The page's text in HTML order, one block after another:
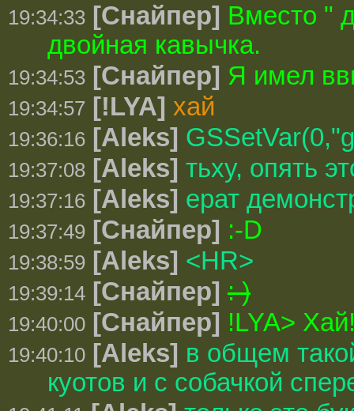
19:34:33 [Снайпер] Вместо "
двойная кавычка.
19:34:53 [Снайпер] Я имел
19:34:57 [!LYA] хай
19:36:16 [Aleks]
19:37:08 [Aleks] тьху, опять
19:37:16 [Aleks] ерат
19:37:49 [Снайпер] :-D
19:38:59 [Aleks] <HR>
19:39:14 [Снайпер] : )
19:40:00 [Снайпер] !LYA>
19:40:10 [Aleks] в общем
куотов и с собачкой